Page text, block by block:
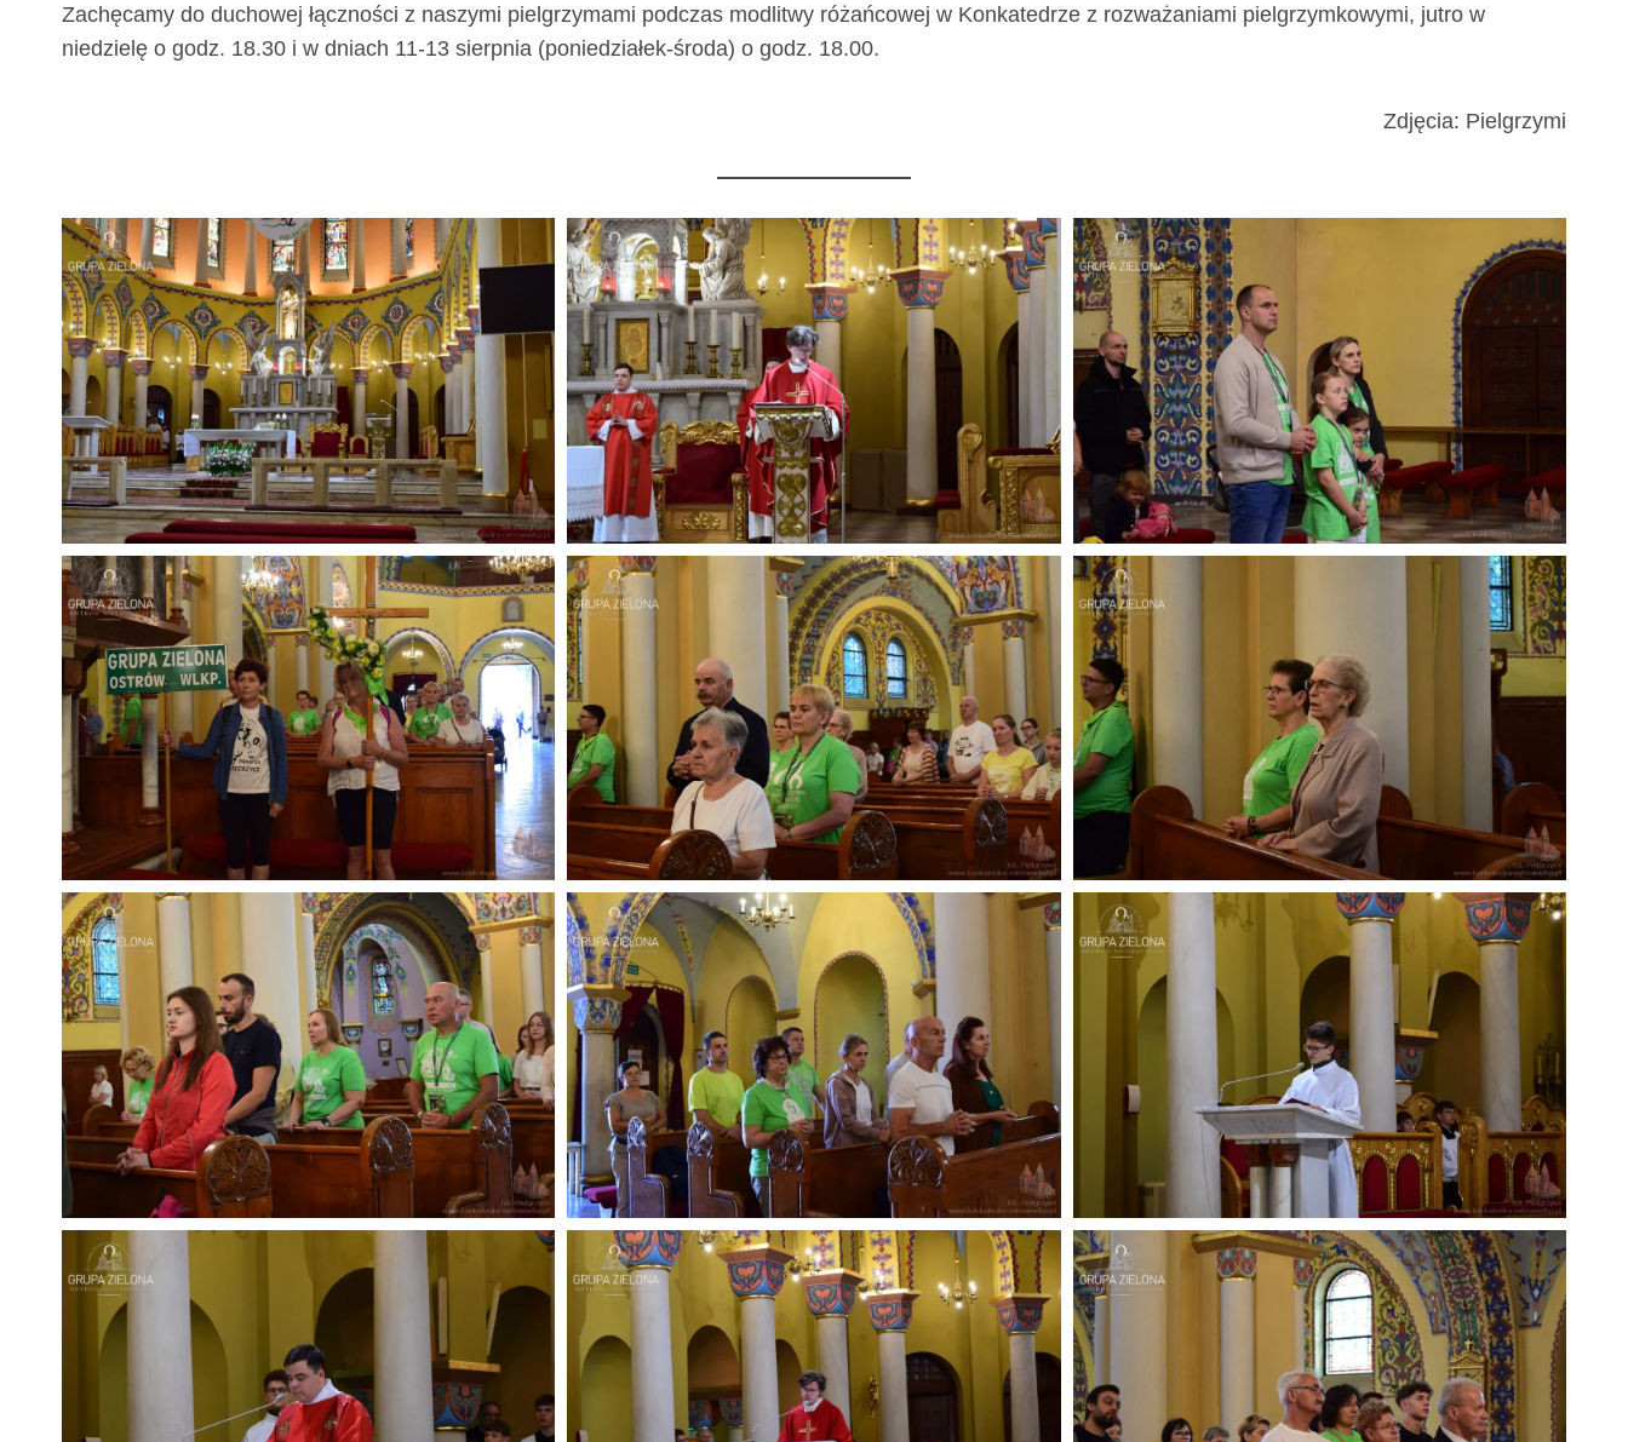
Zachęcamy do duchowej łączności z naszymi pielgrzymami podczas modlitwy różańcowej w Konkatedrze z rozważaniami pielgrzymkowymi, jutro w
niedzielę o godz. 18.30 i w dniach 11-13 sierpnia (poniedziałek-środa) o godz. 18.00.
Zdjęcia: Pielgrzymi